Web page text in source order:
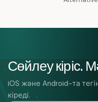
Сөйлеу кіріс.
iOS және Android-та
кіреді.